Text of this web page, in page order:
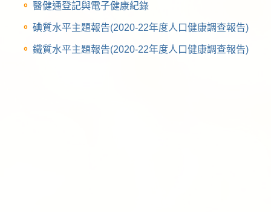
醫健通登記與電子健康紀錄
碘質水平主題報告(2020-22年度人口健康調查報告)
鐵質水平主題報告(2020-22年度人口健康調查報告)